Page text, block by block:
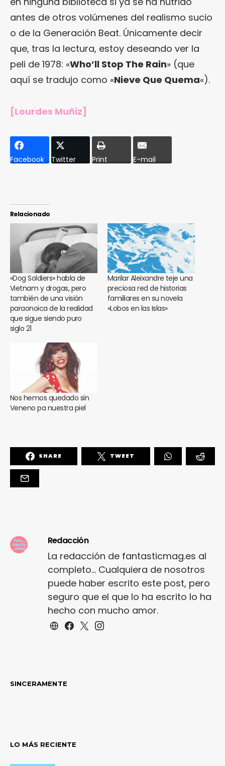
antes de otros volúmenes del realismo sucio
o de la Generación Beat. Únicamente decir
que, tras la lectura, estoy deseando ver la
peli de 1978: «Who’ll Stop The Rain» (que
aquí se tradujo como «Nieve Que Quema«).
[Lourdes Muñiz]
Facebook Twitter Print E-mail
Relacionado
«Dog Soldiers» habla de
Vietnam y drogas, pero
también de una visión
paraonoica de la realidad
que sigue siendo puro
siglo 21
Marilar Aleixandre teje una
preciosa red de historias
familiares en su novela
«Lobos en las Islas»
Nos hemos quedado sin
Veneno pa nuestra piel
SHARE TWEET
Redacción
La redacción de fantasticmag.es al
completo... Cualquiera de nosotros
puede haber escrito este post, pero
seguro que el que lo ha escrito lo ha
hecho con mucho amor.
SINCERAMENTE
LO MÁS RECIENTE